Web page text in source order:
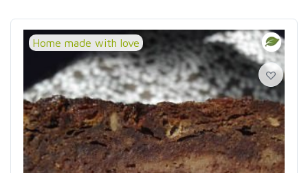
Home made with love